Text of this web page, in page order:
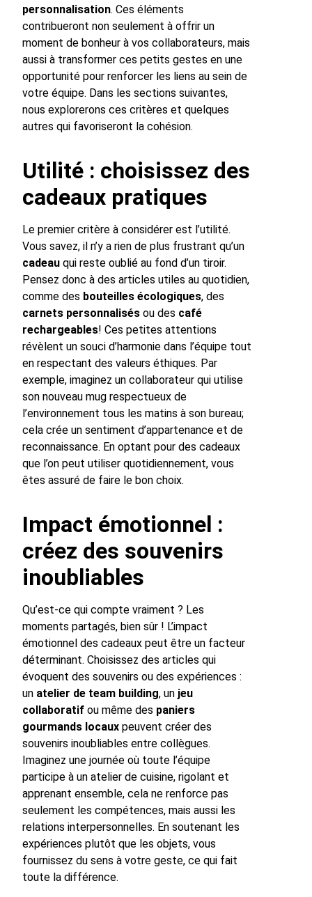
personnalisation. Ces éléments
contribueront non seulement à offrir un
moment de bonheur à vos collaborateurs, mais
aussi à transformer ces petits gestes en une
opportunité pour renforcer les liens au sein de
votre équipe. Dans les sections suivantes,
nous explorerons ces critères et quelques
autres qui favoriseront la cohésion.
Utilité : choisissez des
cadeaux pratiques
Le premier critère à considérer est l’utilité.
Vous savez, il n’y a rien de plus frustrant qu’un
cadeau qui reste oublié au fond d’un tiroir.
Pensez donc à des articles utiles au quotidien,
comme des bouteilles écologiques, des
carnets personnalisés ou des café
rechargeables! Ces petites attentions
révèlent un souci d’harmonie dans l’équipe tout
en respectant des valeurs éthiques. Par
exemple, imaginez un collaborateur qui utilise
son nouveau mug respectueux de
l’environnement tous les matins à son bureau;
cela crée un sentiment d’appartenance et de
reconnaissance. En optant pour des cadeaux
que l’on peut utiliser quotidiennement, vous
êtes assuré de faire le bon choix.
Impact émotionnel :
créez des souvenirs
inoubliables
Qu’est-ce qui compte vraiment ? Les
moments partagés, bien sûr ! L’impact
émotionnel des cadeaux peut être un facteur
déterminant. Choisissez des articles qui
évoquent des souvenirs ou des expériences :
un atelier de team building, un jeu
collaboratif ou même des paniers
gourmands locaux peuvent créer des
souvenirs inoubliables entre collègues.
Imaginez une journée où toute l’équipe
participe à un atelier de cuisine, rigolant et
apprenant ensemble, cela ne renforce pas
seulement les compétences, mais aussi les
relations interpersonnelles. En soutenant les
expériences plutôt que les objets, vous
fournissez du sens à votre geste, ce qui fait
toute la différence.